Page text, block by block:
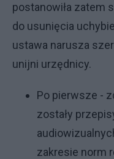
postanowiła zatem
do usunięcia
ustawa narusza
unijni urzędnicy.
Po pierwsze -
zostały
zakresie norm